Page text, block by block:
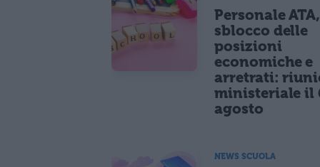
Personale ATA,
sblocco delle
posizioni
economiche e
arretrati:
ministeriale il
agosto
NEWS SCUOLA